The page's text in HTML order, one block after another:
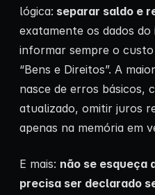
lógica: separar saldo e
exatamente os dados
informar sempre o
“Bens e Direitos”. A
nasce de erros básicos,
atualizado, omitir juros
apenas na memória em
E mais: não se esqueça
precisa ser declarado